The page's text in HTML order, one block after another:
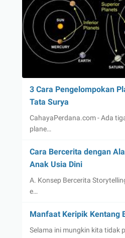
3 Cara Pengelompokan
Tata Surya
CahayaPerdana.com - Ada
plane…
Cara Bercerita dengan
Anak Usia Dini
A. Konsep Bercerita
e…
Manfaat Keripik Kentang
Selama ini mungkin kita tidak